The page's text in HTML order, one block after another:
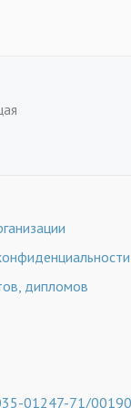
дипломов
01247-71/